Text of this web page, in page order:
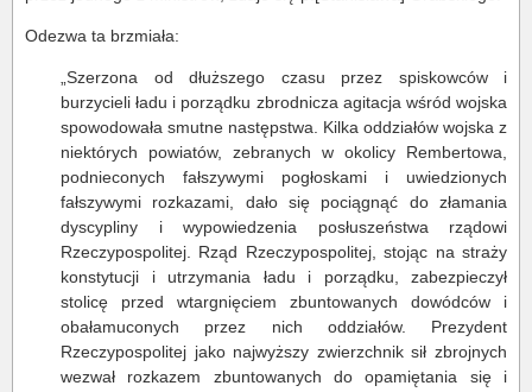
Odezwa ta brzmiała:
„Szerzona od dłuższego czasu przez spiskowców i
burzycieli ładu i porządku zbrodnicza agitacja wśród wojska
spowodowała smutne następstwa. Kilka oddziałów wojska z
niektórych powiatów, zebranych w okolicy Rembertowa,
podnieconych fałszywymi pogłoskami i uwiedzionych
fałszywymi rozkazami, dało się pociągnąć do złamania
dyscypliny i wypowiedzenia posłuszeństwa rządowi
Rzeczypospolitej. Rząd Rzeczypospolitej, stojąc na straży
konstytucji i utrzymania ładu i porządku, zabezpieczył
stolicę przed wtargnięciem zbuntowanych dowódców i
obałamuconych przez nich oddziałów. Prezydent
Rzeczypospolitej jako najwyższy zwierzchnik sił zbrojnych
wezwał rozkazem zbuntowanych do opamiętania się i